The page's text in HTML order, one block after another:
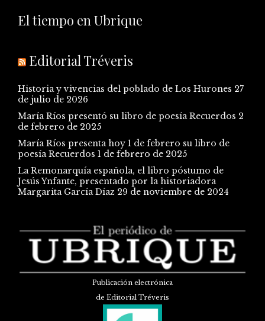
El tiempo en Ubrique
Editorial Tréveris
Historia y vivencias del poblado de Los Hurones 27
de julio de 2026
María Ríos presentó su libro de poesía Recuerdos 2
de febrero de 2025
María Ríos presenta hoy 1 de febrero su libro de
poesía Recuerdos 1 de febrero de 2025
La Remonarquía española, el libro póstumo de
Jesús Ynfante, presentado por la historiadora
Margarita García Díaz 29 de noviembre de 2024
Publicación electrónica
de Editorial Tréveris